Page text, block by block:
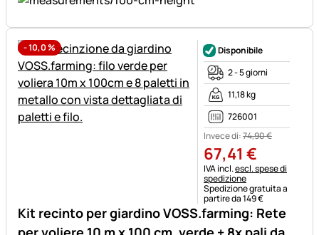
-10,0%
Kit recinto per giardino VOSS.farming: Rete
Disponibile
2 - 5 giorni
11,18 kg
726001
Invece di:74,90€
67,41 €
Informazioni fiscali:
IVA incl.escl. spese di
spedizione
Spedizione gratuita a
partire da 149 €